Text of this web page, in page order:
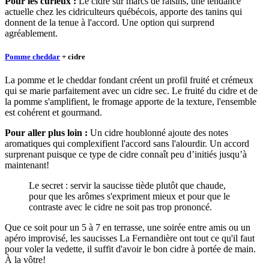
actuelle chez les cidriculteurs québécois, apporte des tanins qui
donnent de la tenue à l'accord. Une option qui surprend
agréablement.
Pomme cheddar + cidre
La pomme et le cheddar fondant créent un profil fruité et crémeux
qui se marie parfaitement avec un cidre sec. Le fruité du cidre et de
la pomme s'amplifient, le fromage apporte de la texture, l'ensemble
est cohérent et gourmand.
Pour aller plus loin : Un cidre houblonné ajoute des notes
aromatiques qui complexifient l'accord sans l'alourdir. Un accord
surprenant puisque ce type de cidre connaît peu d’initiés jusqu’à
maintenant!
Le secret : servir la saucisse tiède plutôt que chaude,
pour que les arômes s'expriment mieux et pour que le
contraste avec le cidre ne soit pas trop prononcé.
Que ce soit pour un 5 à 7 en terrasse, une soirée entre amis ou un
apéro improvisé, les saucisses La Fernandière ont tout ce qu'il faut
pour voler la vedette, il suffit d'avoir le bon cidre à portée de main.
À la vôtre!